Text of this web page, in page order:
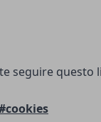
seguire questo